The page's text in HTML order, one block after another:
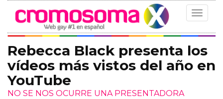
Toggle
Rebecca Black presenta los
vídeos más vistos del año en
YouTube
NO SE NOS OCURRE UNA PRESENTADORA